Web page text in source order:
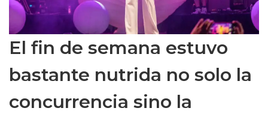
El fin de semana estuvo
bastante nutrida no solo la
concurrencia sino la